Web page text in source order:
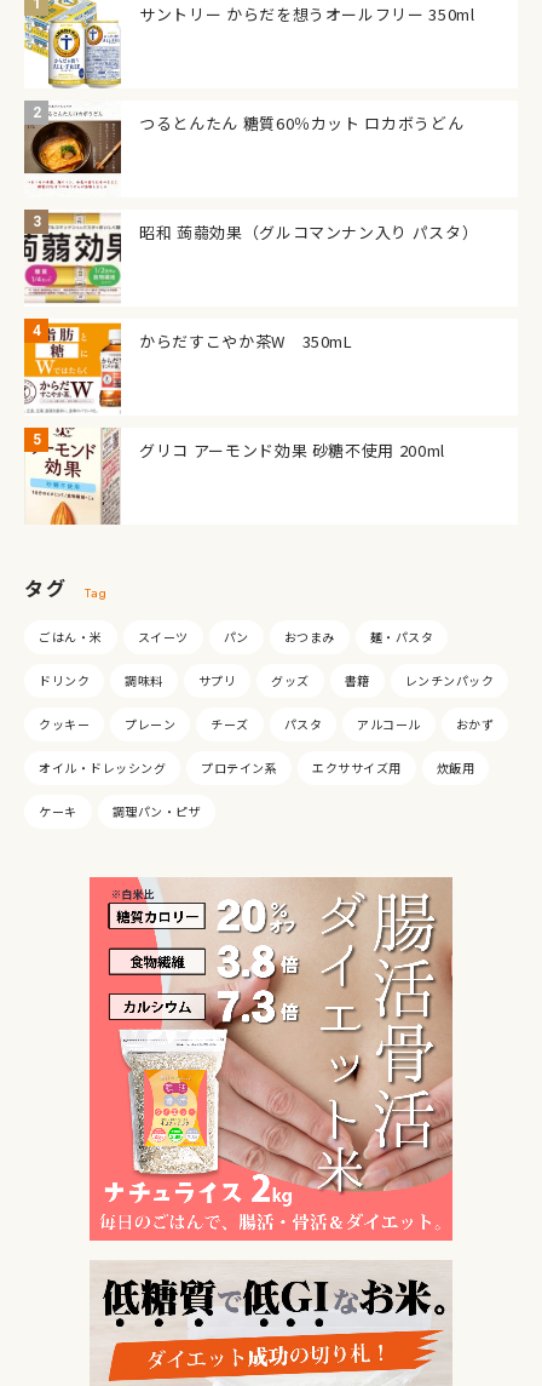
サントリー からだを想うオールフリー 350ml
つるとんたん 糖質60％カット ロカボうどん
昭和 蒟蒻効果（グルコマンナン入り パスタ）
からだすこやか茶W 350mL
グリコ アーモンド効果 砂糖不使用 200ml
タグ Tag
ごはん・米 スイーツ パン おつまみ 麺・パスタ
ドリンク 調味料 サプリ グッズ 書籍 レンチンパック
クッキー プレーン チーズ パスタ アルコール おかず
オイル・ドレッシング プロテイン系 エクササイズ用 炊飯用
ケーキ 調理パン・ピザ